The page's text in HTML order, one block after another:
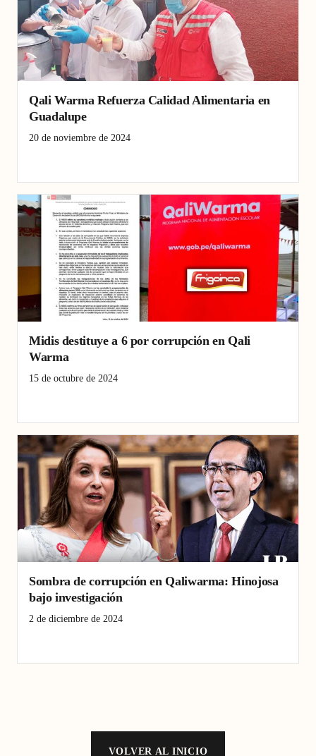
Qali Warma Refuerza Calidad Alimentaria en
Guadalupe
20 de noviembre de 2024
Midis destituye a 6 por corrupción en Qali
Warma
15 de octubre de 2024
Sombra de corrupción en Qaliwarma: Hinojosa
bajo investigación
2 de diciembre de 2024
VOLVER AL INICIO